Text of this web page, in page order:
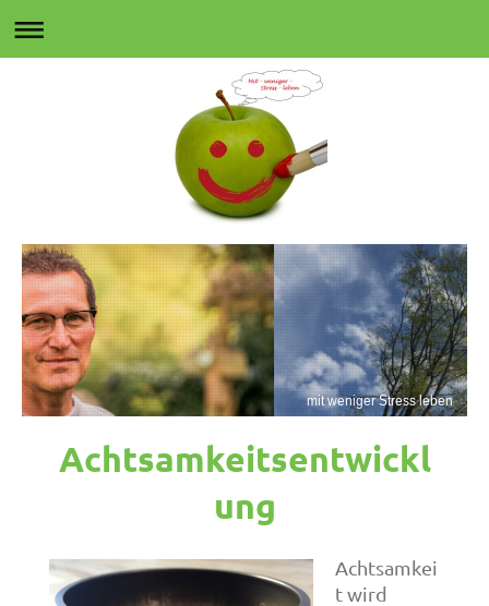
mit weniger Stress leben
Achtsamkeitsentwickl
ung
Achtsamkei
t wird